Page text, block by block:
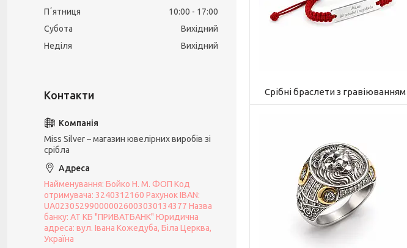
Срібні браслети з гравіюванням
Пʼятниця
10:00
17:00
Субота
Вихідний
Неділя
Вихідний
Miss Silver – магазин ювелірних виробів зі
срібла
Найменування: Бойко Н. М. ФОП Код
отримувача: 3240312160 Рахунок IBAN:
UA023052990000026003030134377 Назва
банку: АТ КБ "ПРИВАТБАНК" Юридична
адреса: вул. Івана Кожедуба, Біла Церква,
Україна